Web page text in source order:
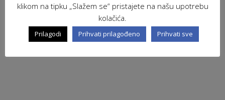
klikom na tipku „Slažem se“ pristajete na našu upotrebu
kolačića.
Prilagodi Prihvati prilagođeno Prihvati sve